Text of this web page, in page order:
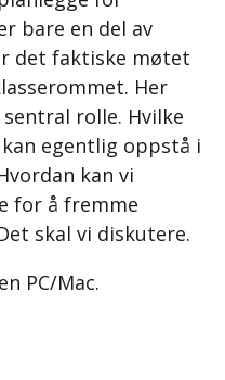
bare en del av
det faktiske møtet
Her
rolle. Hvilke
egentlig oppstå i
kan vi
for å fremme
skal vi diskutere.
PC/Mac.